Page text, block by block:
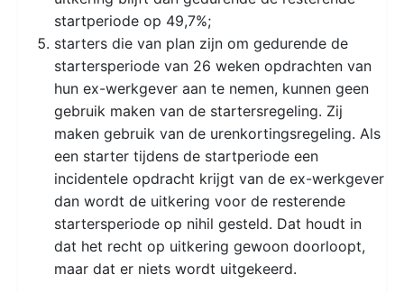
startperiode op 49,7%;
starters die van plan zijn om gedurende de
startersperiode van 26 weken opdrachten van
hun ex-werkgever aan te nemen, kunnen geen
gebruik maken van de startersregeling. Zij
maken gebruik van de urenkortingsregeling. Als
een starter tijdens de startperiode een
incidentele opdracht krijgt van de ex-werkgever
dan wordt de uitkering voor de resterende
startersperiode op nihil gesteld. Dat houdt in
dat het recht op uitkering gewoon doorloopt,
maar dat er niets wordt uitgekeerd.